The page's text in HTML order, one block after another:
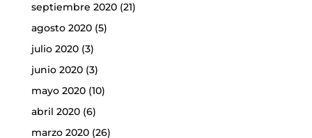
septiembre 2020(21)
agosto 2020(5)
julio 2020(3)
junio 2020(3)
mayo 2020(10)
abril 2020(6)
marzo 2020(26)